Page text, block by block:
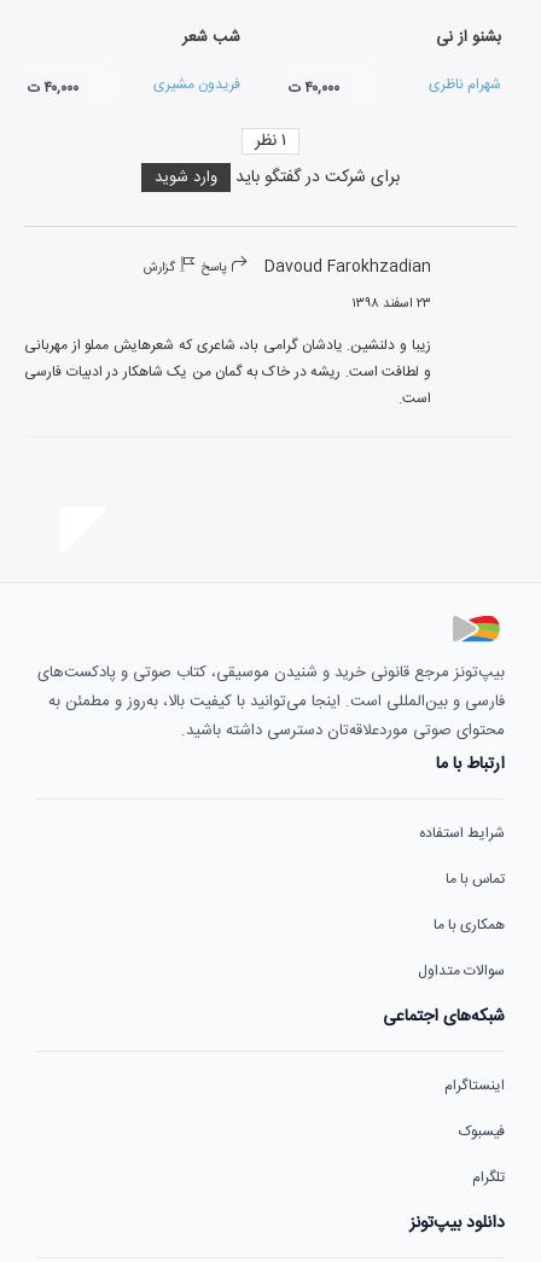
بشنو از نی
شهرام ناظری ۴۰,۰۰۰ ت
شب شعر
فریدون مشیری ۴۰,۰۰۰ ت
برای شرکت در گفتگو باید وارد شوید
۱نظر
Davoud Farokhzadian پاسخ گزارش
۲۳ اسفند ۱۳۹۸
است.
بیپ‌تونز مرجع قانونی خرید و شنیدن موسیقی، کتاب صوتی و پادکست‌های
فارسی و بین‌المللی است. اینجا می‌توانید با کیفیت بالا، به‌روز و مطمئن به
محتوای صوتی موردعلاقه‌تان دسترسی داشته باشید.
ارتباط با ما
شرایط استفاده
تماس با ما
همکاری با ما
سوالات متداول
شبکه‌های اجتماعی
اینستاگرام
فیسبوک
تلگرام
دانلود بیپ‌تونز